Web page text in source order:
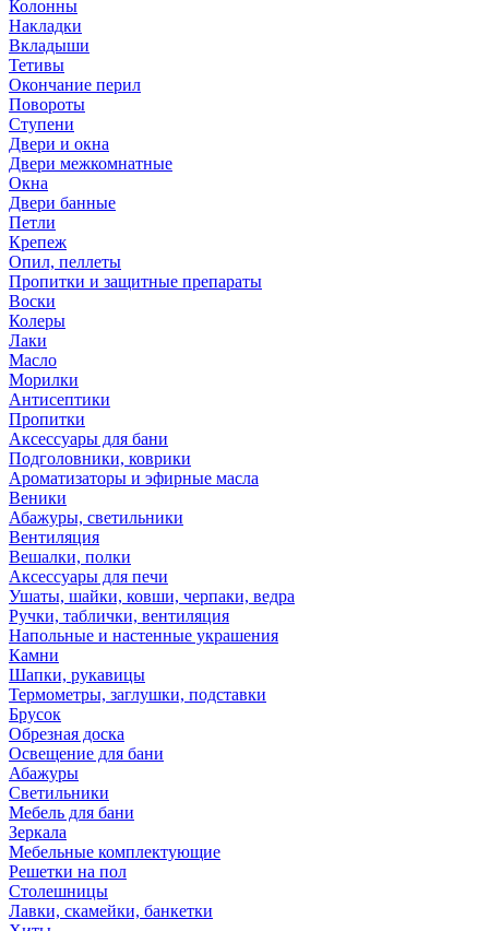
Колонны
Накладки
Вкладыши
Тетивы
Окончание перил
Повороты
Ступени
Двери и окна
Двери межкомнатные
Окна
Двери банные
Петли
Крепеж
Опил, пеллеты
Пропитки и защитные препараты
Воски
Колеры
Лаки
Масло
Морилки
Антисептики
Пропитки
Аксессуары для бани
Подголовники, коврики
Ароматизаторы и эфирные масла
Веники
Абажуры, светильники
Вентиляция
Вешалки, полки
Аксессуары для печи
Ушаты, шайки, ковши, черпаки, ведра
Ручки, таблички, вентиляция
Напольные и настенные украшения
Камни
Шапки, рукавицы
Термометры, заглушки, подставки
Брусок
Обрезная доска
Освещение для бани
Абажуры
Светильники
Мебель для бани
Зеркала
Мебельные комплектующие
Решетки на пол
Столешницы
Лавки, скамейки, банкетки